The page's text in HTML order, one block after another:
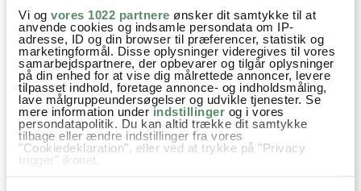
Vi og vores 1022 partnere ønsker dit samtykke til at
anvende cookies og indsamle persondata om IP-
adresse, ID og din browser til præferencer, statistik og
marketingformål. Disse oplysninger videregives til vores
samarbejdspartnere, der opbevarer og tilgår oplysninger
på din enhed for at vise dig målrettede annoncer, levere
tilpasset indhold, foretage annonce- og indholdsmåling,
lave målgruppeundersøgelser og udvikle tjenester. Se
mere information under indstillinger og i vores
persondatapolitik. Du kan altid trække dit samtykke
tilbage eller ændre indstillinger fra vores
"Cookiedeklaration", eller ved at trykke på "Privacy
trigger" ikonet.
Janus Engell
14. september 2023 kl. 13:35
Vi prøvede sådan nogle højbede i kolonihaven, men de
rådnede væk på få år. En god ide med plast i siderne, så
havde de nok holdt længere :)
besvar